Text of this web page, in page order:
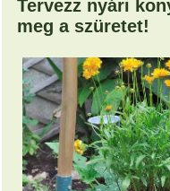
Tervezz nyári
meg a szüretet!